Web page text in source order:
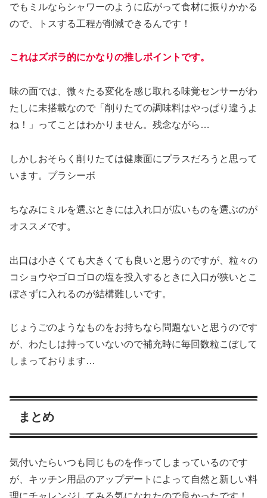
でもミルならシャワーのように広がって食材に振りかかる
ので、トスする工程が削減できるんです！
これはズボラ的にかなりの推しポイントです。
味の面では、微々たる変化を感じ取れる味覚センサーがわ
たしに未搭載なので「削りたての調味料はやっぱり違うよ
ね！」ってことはわかりません。残念ながら…
しかしおそらく削りたては健康面にプラスだろうと思って
います。プラシーボ
ちなみにミルを選ぶときには入れ口が広いものを選ぶのが
オススメです。
出口は小さくても大きくても良いと思うのですが、粒々の
コショウやゴロゴロの塩を投入するときに入口が狭いとこ
ぼさずに入れるのが結構難しいです。
じょうごのようなものをお持ちなら問題ないと思うのです
が、わたしは持っていないので補充時に毎回数粒こぼして
しまっております…
まとめ
気付いたらいつも同じものを作ってしまっているのです
が、キッチン用品のアップデートによって自然と新しい料
理にチャレンジしてみる気になれたので良かったです！